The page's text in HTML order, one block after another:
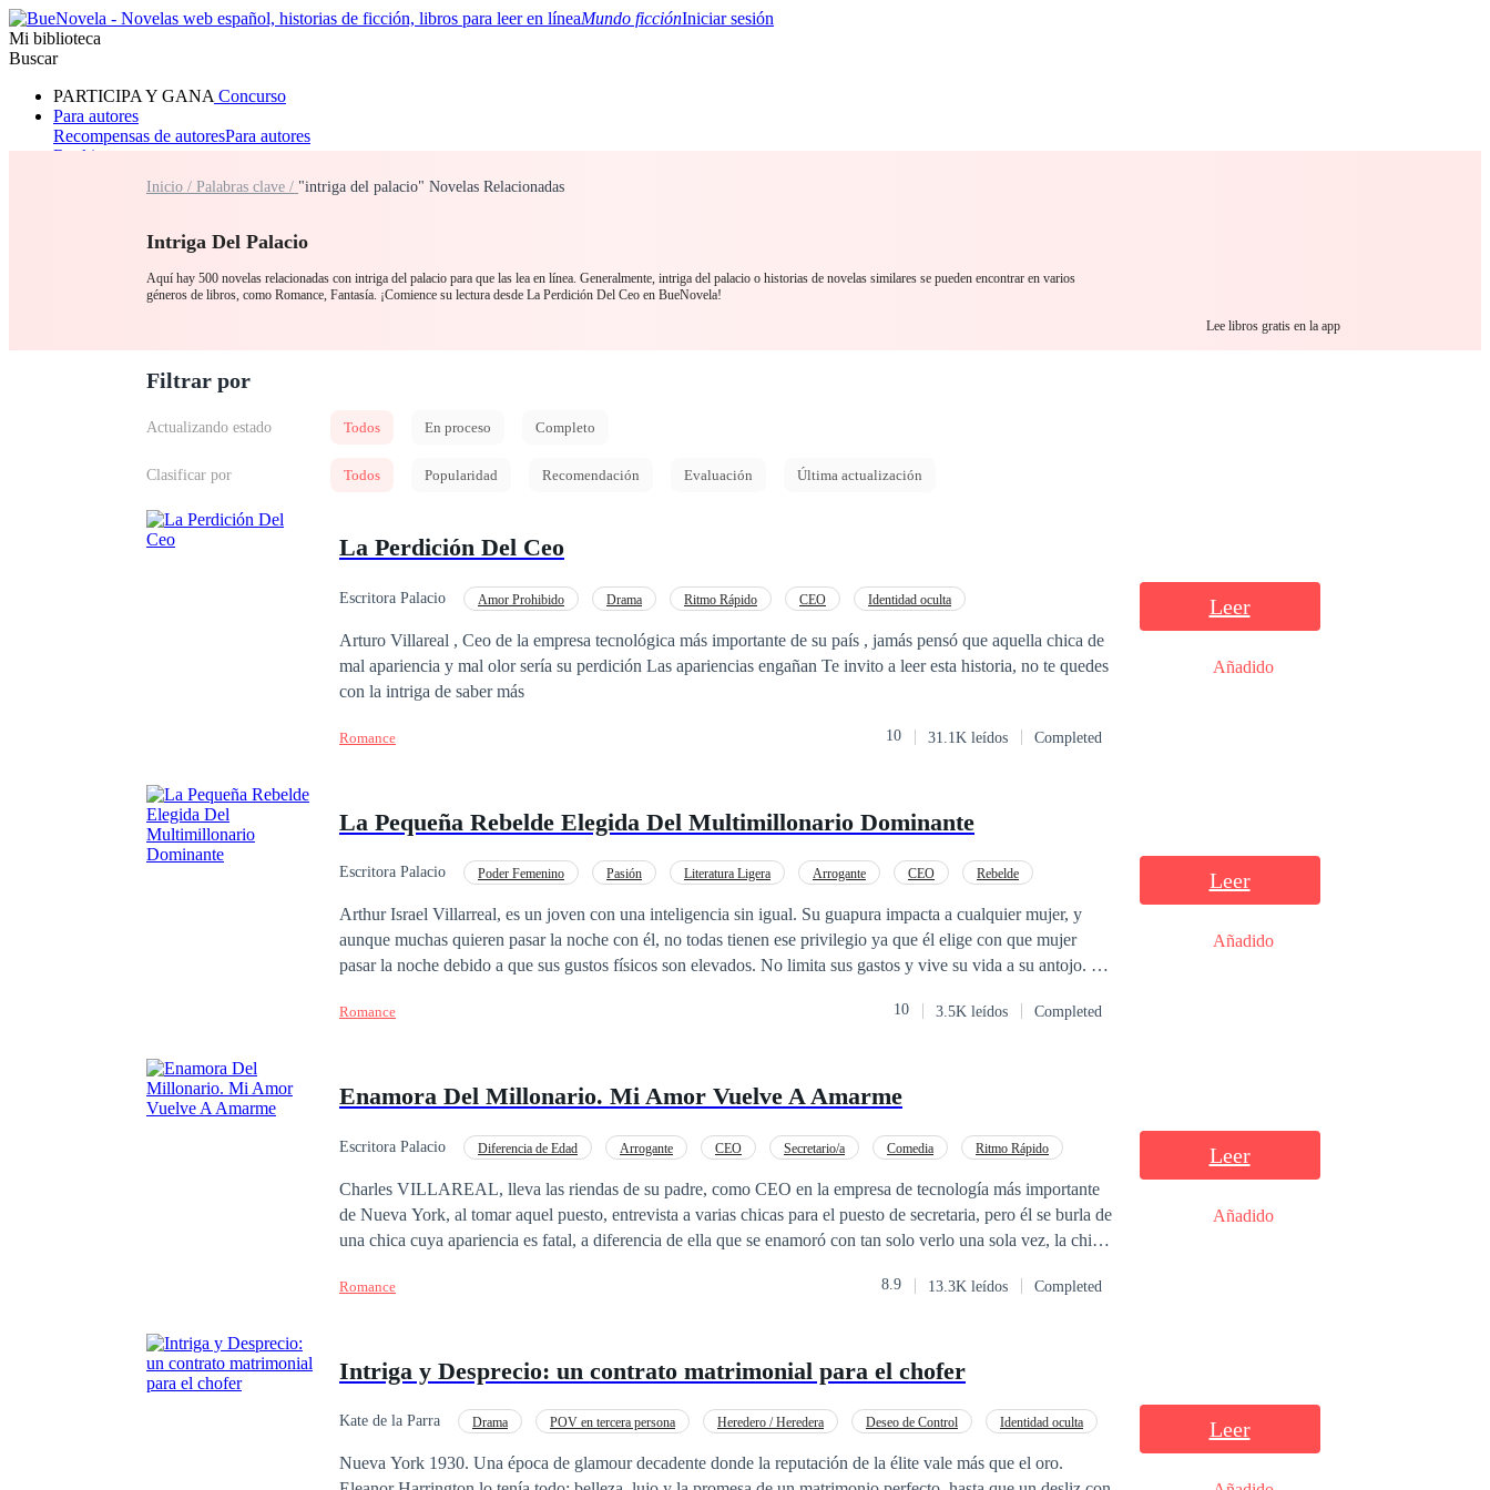
Mundo ficciónIniciar sesión
Mi biblioteca
Buscar
PARTICIPA Y GANA Concurso
Para autores
Recompensas de autoresPara autores
Ranking
RomanceHombre loboMafiaSistema
Inicio / Palabras clave / "intriga del palacio" Novelas Relacionadas
Intriga Del Palacio
Aquí hay 500 novelas relacionadas con intriga del palacio para que las lea en línea. Generalmente, intriga del palacio o historias de novelas similares se pueden encontrar en varios
géneros de libros, como Romance, Fantasía. ¡Comience su lectura desde La Perdición Del Ceo en BueNovela!
Lee libros gratis en la app
Filtrar por
Actualizando estado Todos En proceso Completo
Clasificar por Todos Popularidad Recomendación Evaluación Última actualización
La Perdición Del Ceo
Escritora Palacio Amor Prohibido Drama Ritmo Rápido CEO Identidad oculta
Arturo Villareal , Ceo de la empresa tecnológica más importante de su país , jamás pensó que aquella chica de
mal apariencia y mal olor sería su perdición Las apariencias engañan Te invito a leer esta historia, no te quedes
con la intriga de saber más
Romance 10 31.1K leídos Completed
Leer
Añadido
La Pequeña Rebelde Elegida Del Multimillonario Dominante
Escritora Palacio Poder Femenino Pasión Literatura Ligera Arrogante CEO
Rebelde
Arthur Israel Villarreal, es un joven con una inteligencia sin igual. Su guapura impacta a cualquier mujer, y
aunque muchas quieren pasar la noche con él, no todas tienen ese privilegio ya que él elige con que mujer
pasar la noche debido a que sus gustos físicos son elevados. No limita sus gastos y vive su vida a su antojo. Su
Sin embargo, aunque es todo un don juan y dios griego, a su vida llega una chica de la cual no cumple sus
juego de miradas y roces que incitan a lo prohibido los coloca en un tormento de lucha amorosa y pasional,
Romance 10 3.5K leídos Completed
Leer
Añadido
Enamora Del Millonario. Mi Amor Vuelve A Amarme
Escritora Palacio Diferencia de Edad Arrogante CEO Secretario/a Comedia
Ritmo Rápido
Charles VILLAREAL, lleva las riendas de su padre, como CEO en la empresa de tecnología más importante
de Nueva York, al tomar aquel puesto, entrevista a varias chicas para el puesto de secretaria, pero él se burla de
una chica cuya apariencia es fatal, a diferencia de ella que se enamoró con tan solo verlo una sola vez, la chica
logrando engatusar al hombre, pero todo se le sale de las manos a ambos, pues su juego pasional los llevo a
Romance 8.9 13.3K leídos Completed
Leer
Añadido
Intriga y Desprecio: un contrato matrimonial para el chofer
Kate de la Parra Drama POV en tercera persona Heredero / Heredera Deseo de Control
Identidad oculta
Nueva York 1930. Una época de glamour decadente donde la reputación de la élite vale más que el oro.
Leer